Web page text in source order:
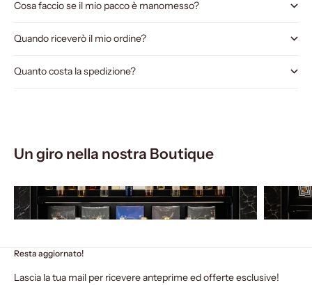
Cosa faccio se il mio pacco è manomesso?
Quando riceverò il mio ordine?
Quanto costa la spedizione?
Un giro nella nostra Boutique
Resta aggiornato!
Lascia la tua mail per ricevere anteprime ed offerte esclusive!